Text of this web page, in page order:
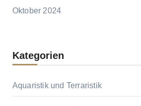
Oktober 2024
Kategorien
Aquaristik und Terraristik